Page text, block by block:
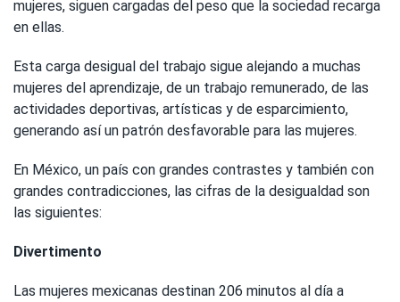
mujeres, siguen cargadas del peso que la sociedad recarga
en ellas.
Esta carga desigual del trabajo sigue alejando a muchas
mujeres del aprendizaje, de un trabajo remunerado, de las
actividades deportivas, artísticas y de esparcimiento,
generando así un patrón desfavorable para las mujeres.
En México, un país con grandes contrastes y también con
grandes contradicciones, las cifras de la desigualdad son
las siguientes:
Divertimento
Las mujeres mexicanas destinan 206 minutos al día a